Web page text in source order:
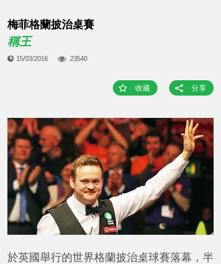
梅菲格蘭披治桌賽
稱王
15/03/2016 23540
收藏 分享
於英國舉行的世界格蘭披治桌球賽落幕，半